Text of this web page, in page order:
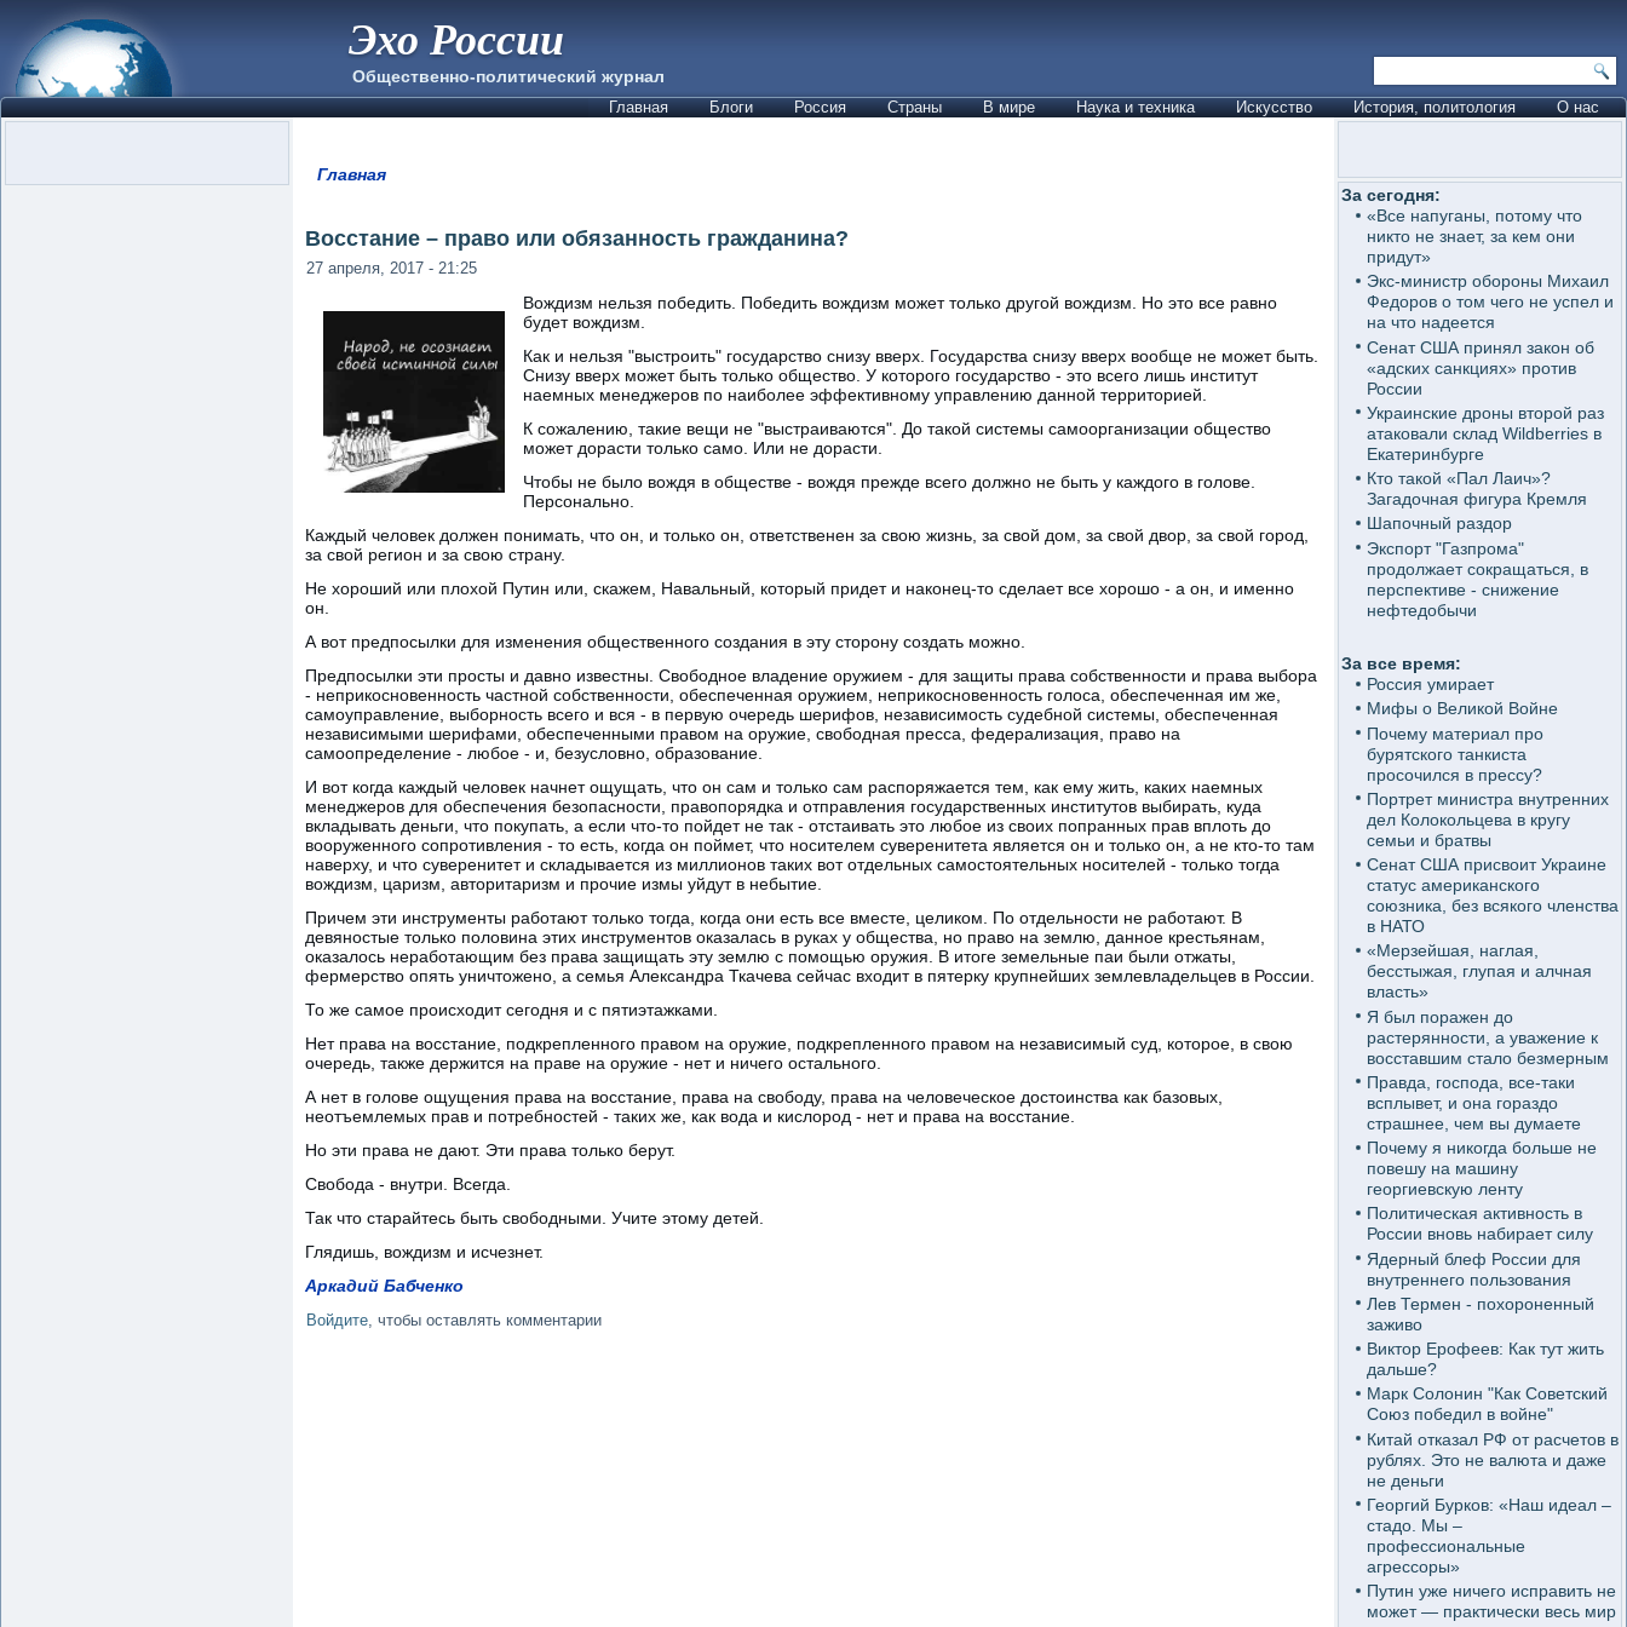
Эхо России
Общественно-политический журнал
Главная Блоги Россия Страны В мире Наука и техника Искусство История, политология О нас
Главная
Восстание – право или обязанность гражданина?
27 апреля, 2017 - 21:25
Вождизм нельзя победить. Победить вождизм может только другой вождизм. Но это все равно
будет вождизм.
Как и нельзя "выстроить" государство снизу вверх. Государства снизу вверх вообще не может быть.
Снизу вверх может быть только общество. У которого государство - это всего лишь институт
наемных менеджеров по наиболее эффективному управлению данной территорией.
К сожалению, такие вещи не "выстраиваются". До такой системы самоорганизации общество
может дорасти только само. Или не дорасти.
Чтобы не было вождя в обществе - вождя прежде всего должно не быть у каждого в голове.
Персонально.
Каждый человек должен понимать, что он, и только он, ответственен за свою жизнь, за свой дом, за свой двор, за свой город,
за свой регион и за свою страну.
Не хороший или плохой Путин или, скажем, Навальный, который придет и наконец-то сделает все хорошо - а он, и именно
он.
А вот предпосылки для изменения общественного создания в эту сторону создать можно.
Предпосылки эти просты и давно известны. Свободное владение оружием - для защиты права собственности и права выбора
- неприкосновенность частной собственности, обеспеченная оружием, неприкосновенность голоса, обеспеченная им же,
самоуправление, выборность всего и вся - в первую очередь шерифов, независимость судебной системы, обеспеченная
независимыми шерифами, обеспеченными правом на оружие, свободная пресса, федерализация, право на
самоопределение - любое - и, безусловно, образование.
И вот когда каждый человек начнет ощущать, что он сам и только сам распоряжается тем, как ему жить, каких наемных
менеджеров для обеспечения безопасности, правопорядка и отправления государственных институтов выбирать, куда
вкладывать деньги, что покупать, а если что-то пойдет не так - отстаивать это любое из своих попранных прав вплоть до
вооруженного сопротивления - то есть, когда он поймет, что носителем суверенитета является он и только он, а не кто-то там
наверху, и что суверенитет и складывается из миллионов таких вот отдельных самостоятельных носителей - только тогда
вождизм, царизм, авторитаризм и прочие измы уйдут в небытие.
Причем эти инструменты работают только тогда, когда они есть все вместе, целиком. По отдельности не работают. В
девяностые только половина этих инструментов оказалась в руках у общества, но право на землю, данное крестьянам,
оказалось неработающим без права защищать эту землю с помощью оружия. В итоге земельные паи были отжаты,
фермерство опять уничтожено, а семья Александра Ткачева сейчас входит в пятерку крупнейших землевладельцев в России.
То же самое происходит сегодня и с пятиэтажками.
Нет права на восстание, подкрепленного правом на оружие, подкрепленного правом на независимый суд, которое, в свою
очередь, также держится на праве на оружие - нет и ничего остального.
А нет в голове ощущения права на восстание, права на свободу, права на человеческое достоинства как базовых,
неотъемлемых прав и потребностей - таких же, как вода и кислород - нет и права на восстание.
Но эти права не дают. Эти права только берут.
Свобода - внутри. Всегда.
Так что старайтесь быть свободными. Учите этому детей.
Глядишь, вождизм и исчезнет.
Аркадий Бабченко
Войдите , чтобы оставлять комментарии
За сегодня:
«Все напуганы, потому что
никто не знает, за кем они
придут»
Экс-министр обороны Михаил
Федоров о том чего не успел и
на что надеется
Сенат США принял закон об
«адских санкциях» против
России
Украинские дроны второй раз
атаковали склад Wildberries в
Екатеринбурге
Кто такой «Пал Лаич»?
Загадочная фигура Кремля
Шапочный раздор
Экспорт "Газпрома"
продолжает сокращаться, в
перспективе - снижение
нефтедобычи
За все время:
Россия умирает
Мифы о Великой Войне
Почему материал про
бурятского танкиста
просочился в прессу?
Портрет министра внутренних
дел Колокольцева в кругу
семьи и братвы
Сенат США присвоит Украине
статус американского
союзника, без всякого членства
в НАТО
«Мерзейшая, наглая,
бесстыжая, глупая и алчная
власть»
Я был поражен до
растерянности, а уважение к
восставшим стало безмерным
Правда, господа, все-таки
всплывет, и она гораздо
страшнее, чем вы думаете
Почему я никогда больше не
повешу на машину
георгиевскую ленту
Политическая активность в
России вновь набирает силу
Ядерный блеф России для
внутреннего пользования
Лев Термен - похороненный
заживо
Виктор Ерофеев: Как тут жить
дальше?
Марк Солонин "Как Советский
Союз победил в войне"
Китай отказал РФ от расчетов в
рублях. Это не валюта и даже
не деньги
Георгий Бурков: «Наш идеал –
стадо. Мы –
профессиональные
агрессоры»
Путин уже ничего исправить не
может — практически весь мир